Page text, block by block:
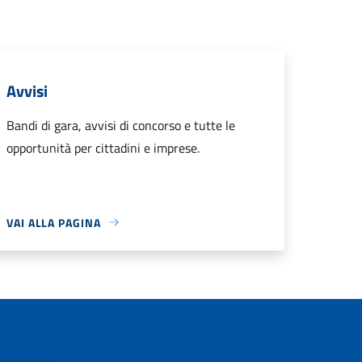
Avvisi
Bandi di gara, avvisi di concorso e tutte le
opportunità per cittadini e imprese.
VAI ALLA PAGINA